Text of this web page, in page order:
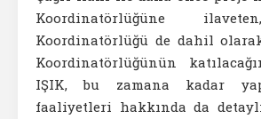
Koordinatörlüğüne
Koordinatörlüğü de dahil
Koordinatörlüğünün
IŞIK, bu zamana kadar
faaliyetleri hakkında da